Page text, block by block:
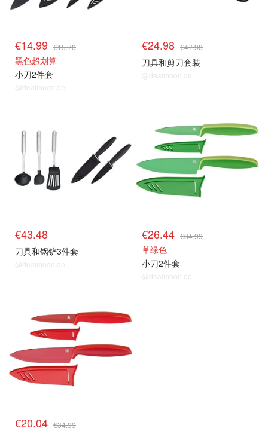
€14.99 €15.78
黑色超划算
小刀2件套
@dealmoon.de
€24.98 €47.98
刀具和剪刀套装
@dealmoon.de
€43.48
刀具和锅铲3件套
@dealmoon.de
€26.44 €34.99
草绿色
小刀2件套
@dealmoon.de
€20.04 €34.99